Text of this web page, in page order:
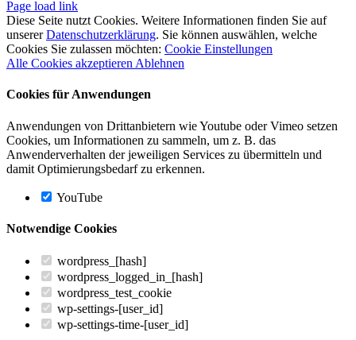
Page load link
Diese Seite nutzt Cookies. Weitere Informationen finden Sie auf
unsererDatenschutzerklärung. Sie können auswählen, welche
Cookies Sie zulassen möchten: Cookie Einstellungen
Alle Cookies akzeptieren Ablehnen
Cookies für Anwendungen
Anwendungen von Drittanbietern wie Youtube oder Vimeo setzen
Cookies, um Informationen zu sammeln, um z. B. das
Anwenderverhalten der jeweiligen Services zu übermitteln und
damit Optimierungsbedarf zu erkennen.
YouTube
Notwendige Cookies
wordpress_[hash]
wordpress_logged_in_[hash]
wordpress_test_cookie
wp-settings-[user_id]
wp-settings-time-[user_id]